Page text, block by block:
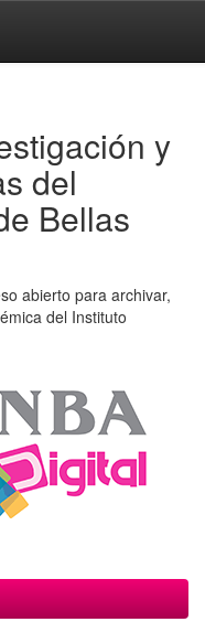
y
del
Bellas
abierto para archivar,
del Instituto